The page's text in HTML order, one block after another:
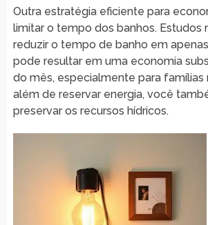
Outra estratégia eficiente para
limitar o tempo dos banhos. Estudos
reduzir o tempo de banho em
pode resultar em uma economia
do mês, especialmente para famílias
além de reservar energia, você
preservar os recursos hídricos.